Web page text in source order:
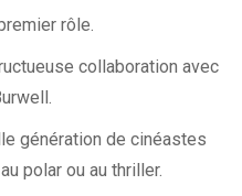
rôle.
collaboration avec
génération de cinéastes
polar ou au thriller.